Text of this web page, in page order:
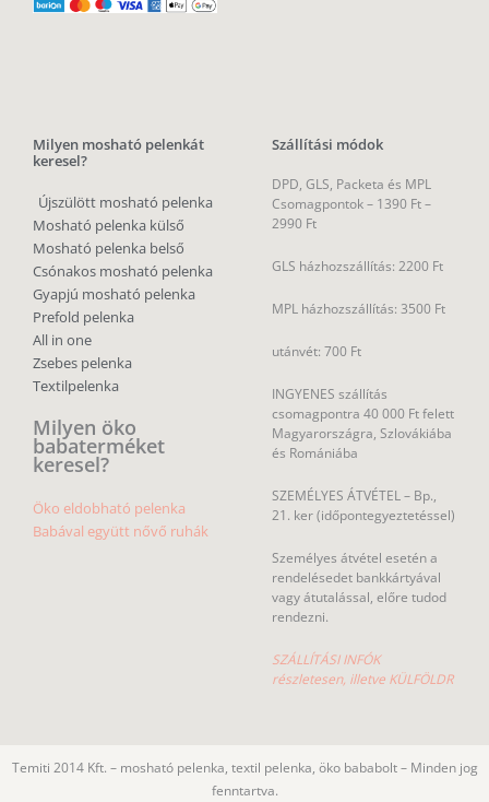
Milyen mosható pelenkát
keresel?
Újszülött mosható pelenka
Mosható pelenka külső
Mosható pelenka belső
Csónakos mosható pelenka
Gyapjú mosható pelenka
Prefold pelenka
All in one
Zsebes pelenka
Textilpelenka
Milyen öko
babaterméket
keresel?
Öko eldobható pelenka
Babával együtt nővő ruhák
Szállítási módok
DPD, GLS, Packeta és MPL
Csomagpontok – 1390 Ft –
2990 Ft
GLS házhozszállítás: 2200 Ft
MPL házhozszállítás: 3500 Ft
utánvét: 700 Ft
INGYENES szállítás
csomagpontra 40 000 Ft felett
Magyarországra, Szlovákiába
és Romániába
SZEMÉLYES ÁTVÉTEL – Bp.,
21. ker (időpontegyeztetéssel)
Személyes átvétel esetén a
rendelésedet bankkártyával
vagy átutalással, előre tudod
rendezni.
SZÁLLÍTÁSI INFÓK
részletesen, illetve KÜLFÖLDR
Temiti 2014 Kft. – mosható pelenka, textil pelenka, öko bababolt – Minden jog
fenntartva.